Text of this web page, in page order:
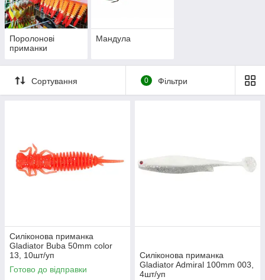
Поролонові
приманки
Мандула
Сортування 0 Фільтри
Силіконова приманка
Gladiator Buba 50mm color
13, 10шт/уп
Готово до відправки
Силіконова приманка
Gladiator Admiral 100mm 003,
4шт/уп